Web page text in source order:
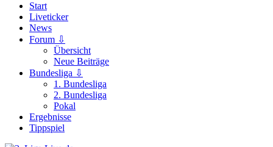
Start
Liveticker
News
Forum ⇩
Übersicht
Neue Beiträge
Bundesliga ⇩
1. Bundesliga
2. Bundesliga
Pokal
Ergebnisse
Tippspiel